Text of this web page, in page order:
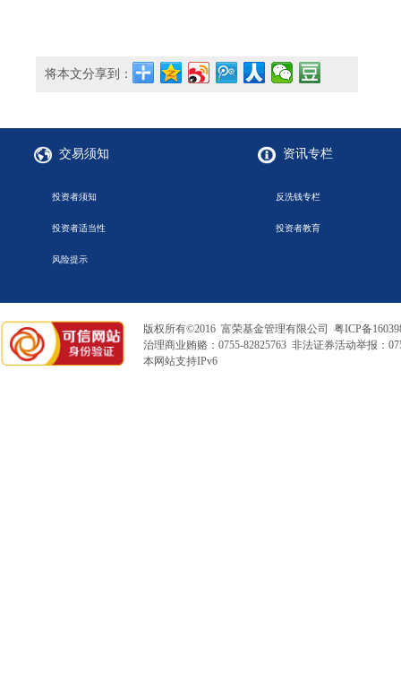
将本文分享到：
交易须知
投资者须知
投资者适当性
风险提示
资讯专栏
反洗钱专栏
投资者教育
版权所有©2016 富荣基金管理有限公司 粤ICP备
治理商业贿赂：0755-82825763 非法证券活动举报：
本网站支持IPv6